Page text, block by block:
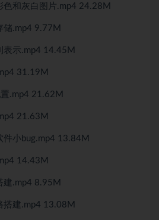
色和灰白图片.mp4 24.28M
储.mp4 9.77M
表示.mp4 14.45M
31.19M
.mp4 21.62M
21.63M
小bug.mp4 13.84M
14.43M
建.mp4 8.95M
搭建.mp4 13.08M